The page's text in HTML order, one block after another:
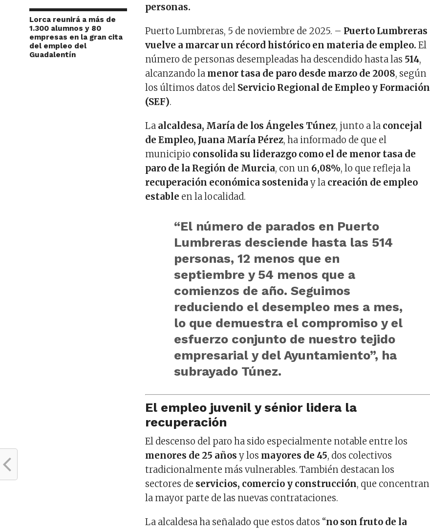
Lorca reunirá a más de
1.300 alumnos y 80
empresas en la gran cita
del empleo del
Guadalentín
personas.
Puerto Lumbreras, 5 de noviembre de 2025. – Puerto Lumbreras
vuelve a marcar un récord histórico en materia de empleo. El
número de personas desempleadas ha descendido hasta las 514,
alcanzando la menor tasa de paro desde marzo de 2008, según
los últimos datos del Servicio Regional de Empleo y Formación
(SEF).
La alcaldesa, María de los Ángeles Túnez, junto a la concejal
de Empleo, Juana María Pérez, ha informado de que el
municipio consolida su liderazgo como el de menor tasa de
paro de la Región de Murcia, con un 6,08%, lo que refleja la
recuperación económica sostenida y la creación de empleo
estable en la localidad.
“El número de parados en Puerto
Lumbreras desciende hasta las 514
personas, 12 menos que en
septiembre y 54 menos que a
comienzos de año. Seguimos
reduciendo el desempleo mes a mes,
lo que demuestra el compromiso y el
esfuerzo conjunto de nuestro tejido
empresarial y del Ayuntamiento”, ha
subrayado Túnez.
El empleo juvenil y sénior lidera la
recuperación
El descenso del paro ha sido especialmente notable entre los
menores de 25 años y los mayores de 45, dos colectivos
tradicionalmente más vulnerables. También destacan los
sectores de servicios, comercio y construcción, que concentran
la mayor parte de las nuevas contrataciones.
La alcaldesa ha señalado que estos datos “no son fruto de la